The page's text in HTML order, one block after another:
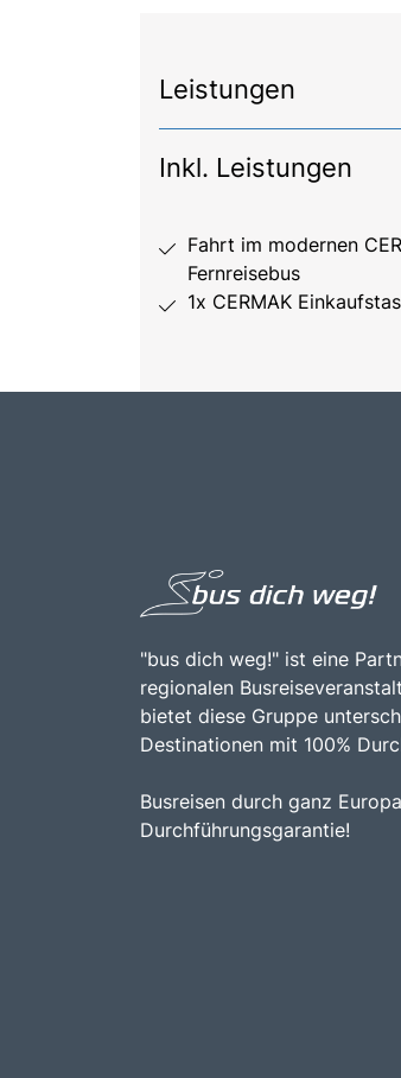
Leistungen
Inkl. Leistungen
Fahrt im modernen
Fernreisebus
1x CERMAK
"bus dich weg!" ist eine
regionalen
bietet diese Gruppe
Destinationen mit 100%
Busreisen durch ganz
Durchführungsgarantie!